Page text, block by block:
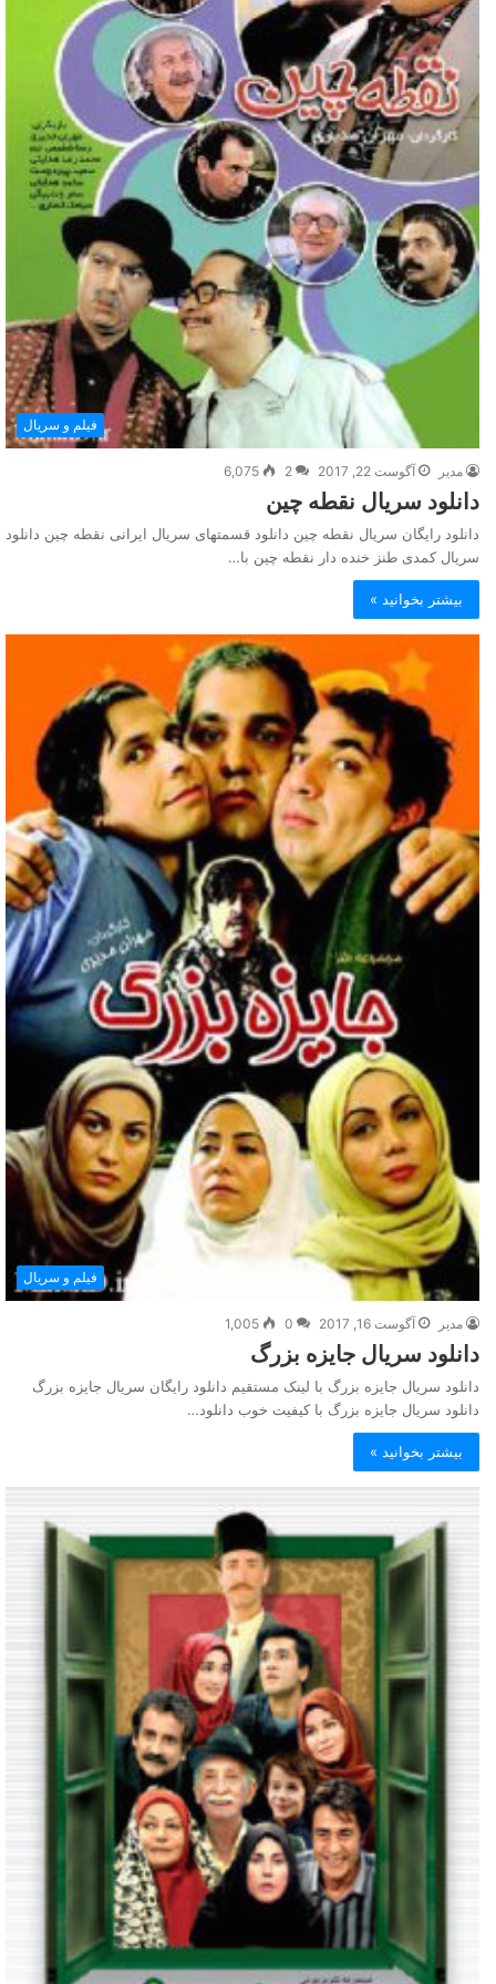
فیلم و سریال
مدیر آگوست 22, 2017 2
6,075
دانلود سریال نقطه چین
دانلود رایگان سریال نقطه چین دانلود قسمتهای سریال ایرانی نقطه چین دانلود
سریال کمدی طنز خنده دار نقطه چین با…
بیشتر بخوانید »
فیلم و سریال
مدیر آگوست 16, 2017 0
1,005
دانلود سریال جایزه بزرگ
دانلود سریال جایزه بزرگ با لینک مستقیم دانلود رایگان سریال جایزه بزرگ
دانلود سریال جایزه بزرگ با کیفیت خوب دانلود…
بیشتر بخوانید »